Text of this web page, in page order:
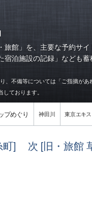
館」を、主要な予約サイ
宿泊施設の記録」なども
不備等については「ご指摘があ
ております。
プめぐり 神田川 東京エキ
] 次 [旧・旅館